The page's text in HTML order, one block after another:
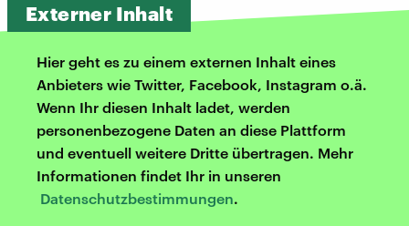
Externer Inhalt
Hier geht es zu einem externen Inhalt eines
Anbieters wie Twitter, Facebook, Instagram o.ä.
Wenn Ihr diesen Inhalt ladet, werden
personenbezogene Daten an diese Plattform
und eventuell weitere Dritte übertragen. Mehr
Informationen findet Ihr in unseren
Datenschutzbestimmungen.